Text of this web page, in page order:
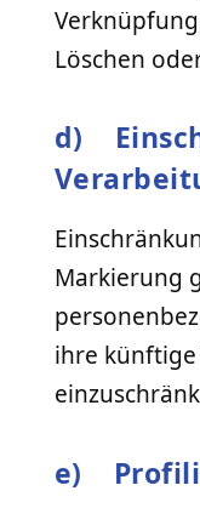
Löschen
d)
Markierung
ihre
e)